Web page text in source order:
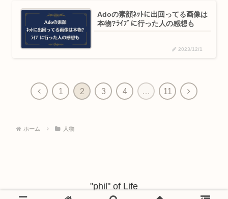
Adoの素顔ﾈｯﾄに出回ってる画像は
本物?ﾗｲﾌﾞに行った人の感想も
2023/12/1
前
1 2 3 4 … 11
次
ホーム 人物
"phil" of Life